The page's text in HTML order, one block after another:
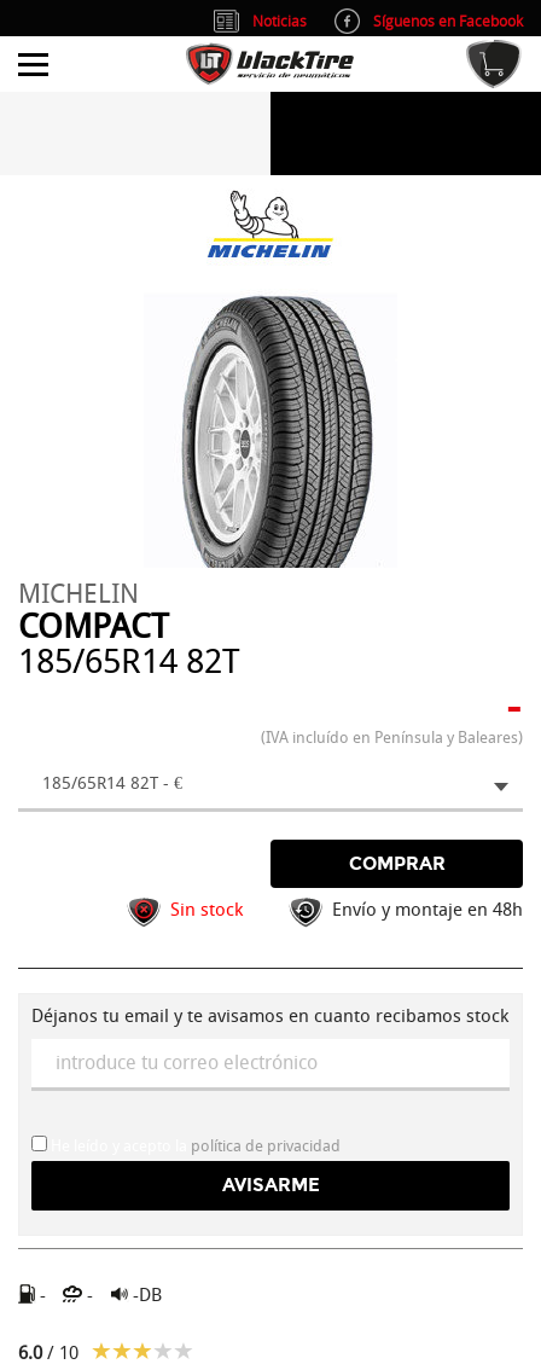
MICHELIN
COMPACT
185/65R14 82T
-
(IVA incluído en Península y Baleares)
185/65R14 82T - €
COMPRAR
Sin stock Envío y montaje en 48h
Déjanos tu email y te avisamos en cuanto recibamos stock
política de privacidad
- - -DB
6.0/ 10
Noticias
Síguenos en Facebook
info@blacktire.es
Atención al cliente: L/V 9:00-14:00 y 15:00-19:00